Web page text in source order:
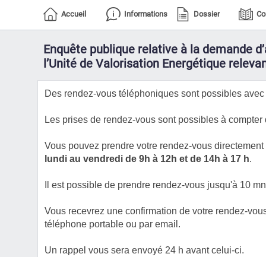
Accueil Informations Dossier
Enquête publique relative à la demande
l’Unité de Valorisation Energétique
Des rendez-vous téléphoniques sont possibles
Les prises de rendez-vous sont possibles à
Vous pouvez prendre votre rendez-vous
lundi au vendredi de 9h à 12h et de 14h à 17 h.
Il est possible de prendre rendez-vous jusqu'à 10
Vous recevrez une confirmation de votre rendez-
téléphone portable ou par email.
Un rappel vous sera envoyé 24 h avant celui-ci.